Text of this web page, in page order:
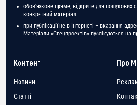
обов'язкове пряме, відкрите для пошукових
конкретний матеріал
при публікації не в Інтернеті – вказання
Матеріали «Спецпроектів» публікуються на
Контент
Новини
Статті
Про